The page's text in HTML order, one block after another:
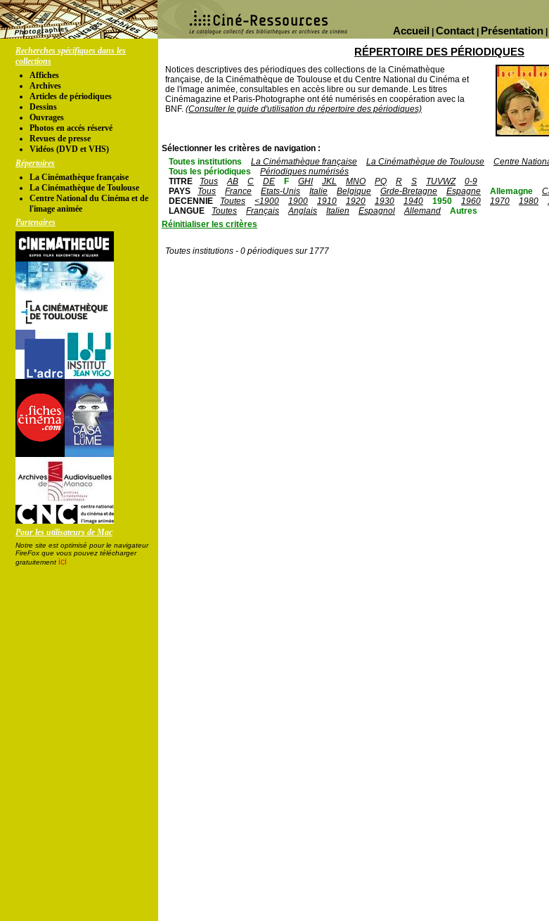
Présentation
Contact
Accueil
Recherches spécifiques dans les
collections
Affiches
Archives
Articles de périodiques
Dessins
Ouvrages
Photos en accés réservé
Revues de presse
Vidéos (DVD et VHS)
Répertoires
La Cinémathèque française
La Cinémathèque de Toulouse
Centre National du Cinéma et de
l'image animée
Partenaires
Pour les utilisateurs de Mac
Notre site est optimisé pour le navigateur
FireFox que vous pouvez télécharger
gratuitement ici
RÉPERTOIRE DES PÉRIODIQUES
Notices descriptives des périodiques des collections de la Cinémathèque
française, de la Cinémathèque de Toulouse et du Centre National du Cinéma et
de l'image animée, consultables en accès libre ou sur demande. Les titres
Cinémagazine et Paris-Photographe ont été numérisés en coopération avec la
BNF. (Consulter le guide d'utilisation du répertoire des périodiques)
Sélectionner les critères de navigation :
Toutes institutions
La Cinémathèque française La Cinémathèque de Toulouse
Centre
Tous les périodiques
Périodiques numérisés
TITRE
Tous AB C DE F GHI JKL MNO PQ R S TUVWZ
0-9
PAYS
Tous France Etats-Unis Italie Belgique Grde-Bretagne Espagne Allemagne
DECENNIE
Toutes <1900 1900 1910 1920 1930 1940 1950 1960 1970 1980
LANGUE
Toutes Français Anglais Italien Espagnol Allemand
Autres
Réinitialiser les critères
Toutes institutions - 0 périodiques sur 1777